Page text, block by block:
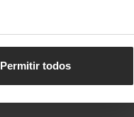
Permitir todos